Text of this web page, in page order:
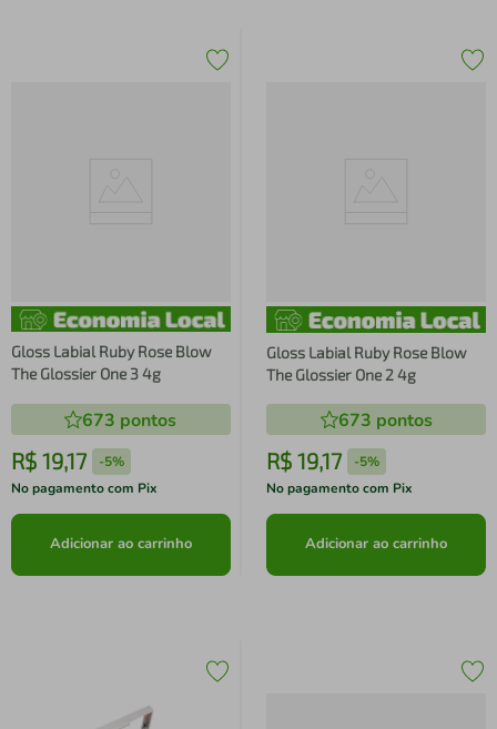
Gloss Labial Ruby Rose Blow
The Glossier One 3 4g
673 pontos
R$ 19,17 -5%
No pagamento com Pix
Adicionar ao carrinho
Gloss Labial Ruby Rose Blow
The Glossier One 2 4g
673 pontos
R$ 19,17 -5%
No pagamento com Pix
Adicionar ao carrinho